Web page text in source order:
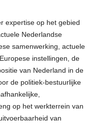
expertise op het gebied
Nederlandse
samenwerking, actuele
instellingen, de
van Nederland in de
de politiek-bestuurlijke
op het werkterrein van
van